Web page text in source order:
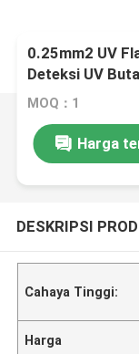
0.25mm2 UV
Deteksi UV
MOQ：1
Harga
DESKRIPSI
Cahaya Tinggi:
Harga